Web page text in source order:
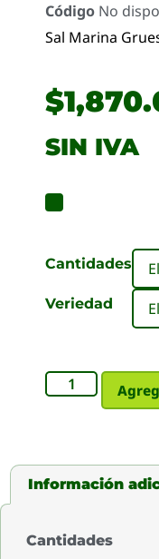
Código No
Sal Marina
$
SIN IVA
Cantidades
Veriedad
Información
Cantidades